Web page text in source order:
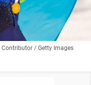
/ Getty Images